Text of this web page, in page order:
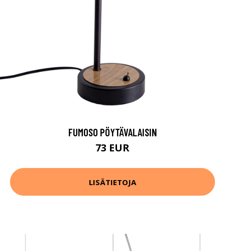
FUMOSO PÖYTÄVALAISIN
73 EUR
LISÄTIETOJA